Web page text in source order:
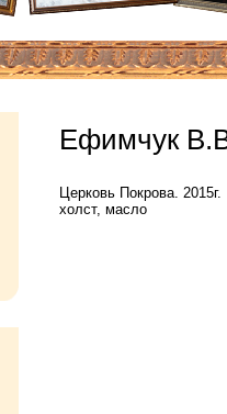
Ефимчук
Церковь Покрова. 2015г.
холст, масло